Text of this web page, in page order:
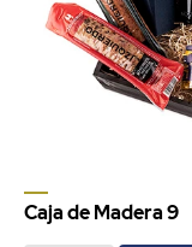
Caja de Madera 9